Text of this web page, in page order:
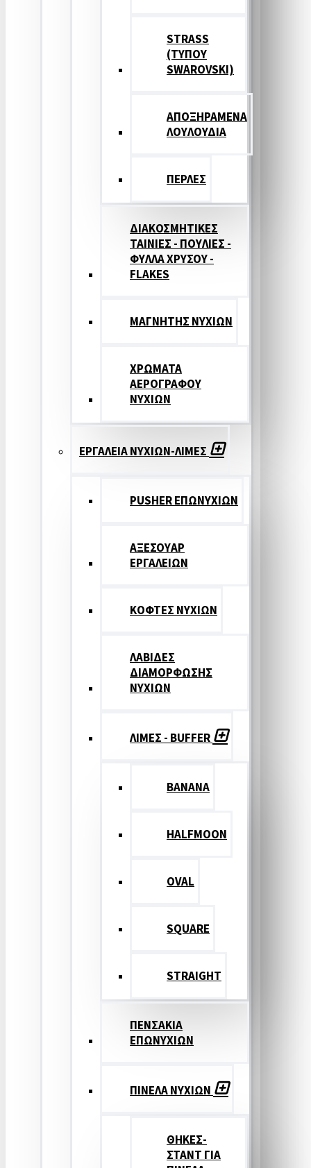
STRASS
(ΤΥΠΟΥ
SWAROVSKI)
ΑΠΟΞΗΡΑΜΕΝΑ
ΛΟΥΛΟΥΔΙΑ
ΠΕΡΛΕΣ
ΔΙΑΚΟΣΜΗΤΙΚΕΣ
ΤΑΙΝΙΕΣ - ΠΟΥΛΙΕΣ -
ΦΥΛΛΑ ΧΡΥΣΟΥ -
FLAKES
ΜΑΓΝΗΤΗΣ ΝΥΧΙΩΝ
ΧΡΩΜΑΤΑ
ΑΕΡΟΓΡΑΦΟΥ
ΝΥΧΙΩΝ
ΕΡΓΑΛΕΙΑ ΝΥΧΙΩΝ-ΛΙΜΕΣ
PUSHER ΕΠΩΝΥΧΙΩΝ
ΑΞΕΣΟΥΑΡ
ΕΡΓΑΛΕΙΩΝ
ΚΟΦΤΕΣ ΝΥΧΙΩΝ
ΛΑΒΙΔΕΣ
ΔΙΑΜΟΡΦΩΣΗΣ
ΝΥΧΙΩΝ
ΛΙΜΕΣ - BUFFER
BANANA
HALFMOON
OVAL
SQUARE
STRAIGHT
ΠΕΝΣΑΚΙΑ
ΕΠΩΝΥΧΙΩΝ
ΠΙΝΕΛΑ ΝΥΧΙΩΝ
ΘΗΚΕΣ-
ΣΤΑΝΤ ΓΙΑ